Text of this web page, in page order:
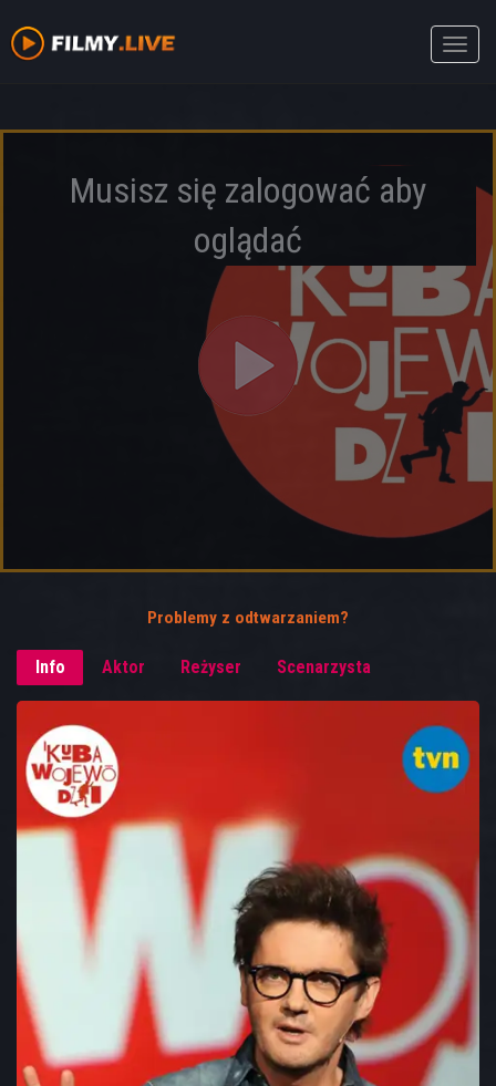
Toggle
Musisz się zalogować aby
oglądać
Problemy z odtwarzaniem?
Info Aktor Reżyser Scenarzysta